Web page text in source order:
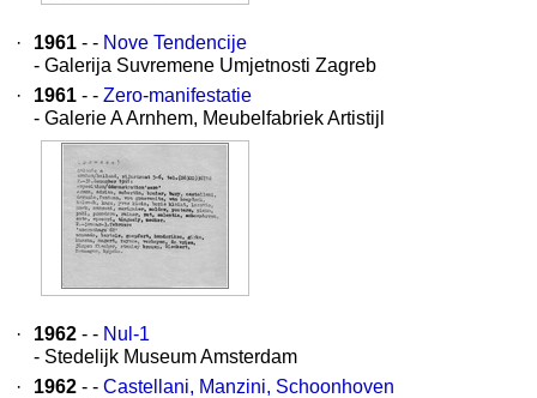
· 1961 - - Nove Tendencije
- Galerija Suvremene Umjetnosti Zagreb
·
1961 - - Zero-manifestatie
- Galerie A Arnhem, Meubelfabriek Artistijl
· 1962 - - Nul-1
- Stedelijk Museum Amsterdam
·
1962 - - Castellani, Manzini, Schoonhoven